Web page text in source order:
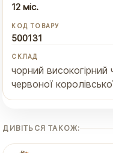
12 міс.
КОД ТОВАРУ
500131
СКЛАД
чорний
червоної
ДИВІТЬСЯ ТАКОЖ: